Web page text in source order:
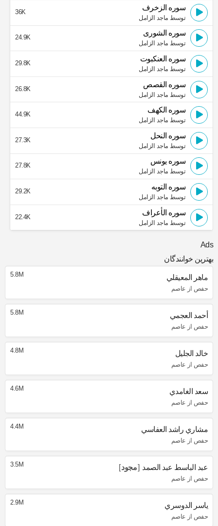
سوره الزخرف
توسط ماجد الزامل
36K
سوره الشورى
توسط ماجد الزامل
24.9K
سوره العنكبوت
توسط ماجد الزامل
29.8K
سوره القصص
توسط ماجد الزامل
26.8K
سوره الكهف
توسط ماجد الزامل
44.9K
سوره النحل
توسط ماجد الزامل
27.3K
سوره يونس
توسط ماجد الزامل
27.8K
سوره التوبه
توسط ماجد الزامل
29.2K
سوره الأعراف
توسط ماجد الزامل
22.4K
Ads
بهترین خوانندگان
ماهر المعيقلي
حفص از عاصم
5.8M
أحمد العجمي
حفص از عاصم
5.8M
خالد الجليل
حفص از عاصم
4.8M
سعد الغامدي
حفص از عاصم
4.6M
مشاري راشد العفاسي
حفص از عاصم
4.4M
عبد الباسط عبد الصمد مجود
حفص از عاصم
3.5M
ياسر الدوسري
حفص از عاصم
2.9M